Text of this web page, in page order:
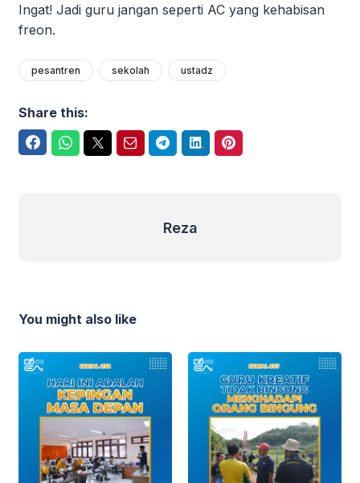
Ingat! Jadi guru jangan seperti AC yang kehabisan
freon.
pesantren sekolah ustadz
Share this:
Reza
You might also like